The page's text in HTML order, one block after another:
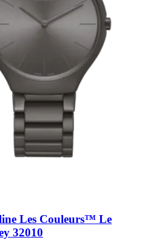
Les Couleurs™ Le
32010